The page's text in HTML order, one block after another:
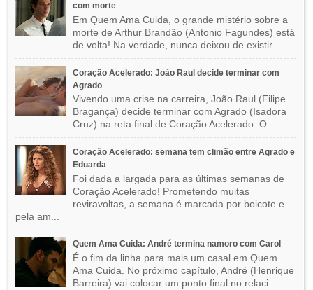
com morte
Em Quem Ama Cuida, o grande mistério sobre a
morte de Arthur Brandão (Antonio Fagundes) está
de volta! Na verdade, nunca deixou de existir...
Coração Acelerado: João Raul decide terminar com
Agrado
Vivendo uma crise na carreira, João Raul (Filipe
Bragança) decide terminar com Agrado (Isadora
Cruz) na reta final de Coração Acelerado. O...
Coração Acelerado: semana tem climão entre Agrado e
Eduarda
Foi dada a largada para as últimas semanas de
Coração Acelerado! Prometendo muitas
reviravoltas, a semana é marcada por boicote e
pela am...
Quem Ama Cuida: André termina namoro com Carol
É o fim da linha para mais um casal em Quem
Ama Cuida. No próximo capítulo, André (Henrique
Barreira) vai colocar um ponto final no relaci...